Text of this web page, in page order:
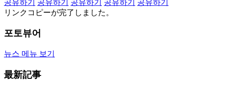
공유하기
공유하기 공유하기 공유하기
공유하기
リンクコピーが完了しました。
포토뷰어
뉴스 메뉴 보기
最新記事